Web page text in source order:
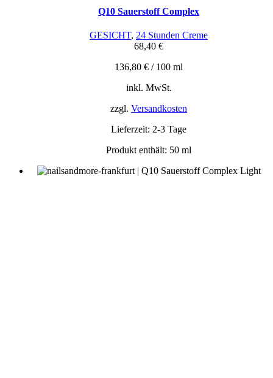
Q10 Sauerstoff Complex
GESICHT, 24 Stunden Creme
68,40 €
136,80 € / 100 ml
inkl. MwSt.
zzgl. Versandkosten
Lieferzeit: 2-3 Tage
Produkt enthält: 50 ml